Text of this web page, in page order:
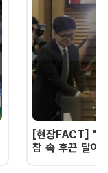
[현장FACT] "한
참 속 후끈 달아